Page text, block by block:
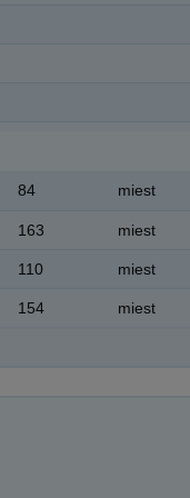
84 miest
163 miest
110 miest
154 miest